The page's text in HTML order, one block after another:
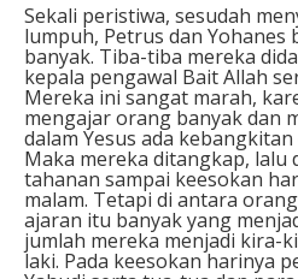
Sekali peristiwa, sesudah
lumpuh, Petrus dan Yohanes
banyak. Tiba-tiba mereka
kepala pengawal Bait Allah
Mereka ini sangat marah,
mengajar orang banyak dan
dalam Yesus ada
Maka mereka ditangkap, lalu
tahanan sampai keesokan
malam. Tetapi di antara
ajaran itu banyak yang
jumlah mereka menjadi kira-
laki. Pada keesokan harinya